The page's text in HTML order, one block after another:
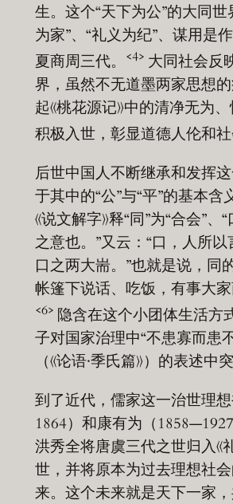
生。这个“天下为公”的大同
为家”、“礼义为纪”、谋用是
夏商周三代。
<4> 大同社会反
界，虽然不无道墨两家思想
起《桃花源记》中的清净无为
积极入世，彰显道德人伦和社
后世中国人不断继承和发挥
于其中的“公”与“平”的基本
《说文解字》释“同”为“合会”
之意也。”又云：“口，人所
口之两大耑。”也就是说，同
帐篷下说话、吃饭，有事大
<6> 隐含在这个小团体生活方
子对国家治理中“不患寡而患
（《论语·季氏篇》）的表述中
到了近代，儒家这一治世理
1864）和康有为（
洪秀全将唐虞三代之世归入《
世，并将原本为过去理想社
来。这个未来就是天下一家